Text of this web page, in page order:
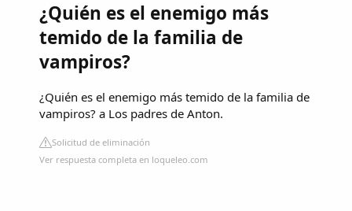
¿Quién es el enemigo más
temido de la familia de
vampiros?
¿Quién es el enemigo más temido de la familia de
vampiros? a Los padres de Anton.
Solicitud de eliminación
Ver respuesta completa en loqueleo.com